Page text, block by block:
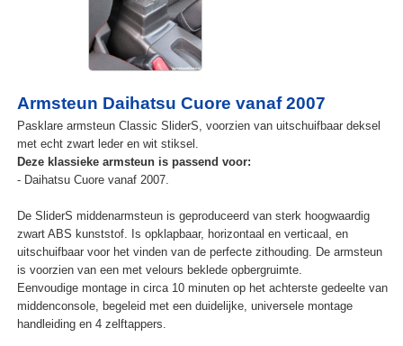
Armsteun Daihatsu Cuore vanaf 2007
Pasklare armsteun Classic SliderS, voorzien van uitschuifbaar deksel
met echt zwart leder en wit stiksel.
Deze klassieke armsteun is passend voor:
- Daihatsu Cuore vanaf 2007.
De SliderS middenarmsteun is geproduceerd van sterk hoogwaardig
zwart ABS kunststof. Is opklapbaar, horizontaal en verticaal, en
uitschuifbaar voor het vinden van de perfecte zithouding. De armsteun
is voorzien van een met velours beklede opbergruimte.
Eenvoudige montage in circa 10 minuten op het achterste gedeelte van
middenconsole, begeleid met een duidelijke, universele montage
handleiding en 4 zelftappers.